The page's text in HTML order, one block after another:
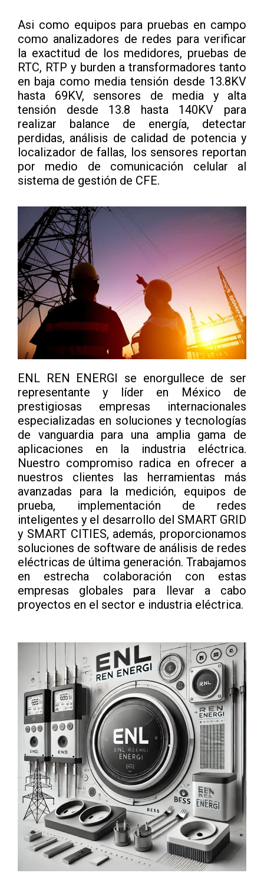
Asi como equipos para pruebas en campo
como analizadores de redes para verificar
la exactitud de los medidores, pruebas de
RTC, RTP y burden a transformadores tanto
en baja como media tensión desde 13.8KV
hasta 69KV, sensores de media y alta
tensión desde 13.8 hasta 140KV para
realizar balance de energía, detectar
perdidas, análisis de calidad de potencia y
localizador de fallas, los sensores reportan
por medio de comunicación celular al
sistema de gestión de CFE.
ENL REN ENERGI se enorgullece de ser
representante y líder en México de
prestigiosas empresas internacionales
especializadas en soluciones y tecnologías
de vanguardia para una amplia gama de
aplicaciones en la industria eléctrica.
Nuestro compromiso radica en ofrecer a
nuestros clientes las herramientas más
avanzadas para la medición, equipos de
prueba, implementación de redes
inteligentes y el desarrollo del SMART GRID
y SMART CITIES, además, proporcionamos
soluciones de software de análisis de redes
eléctricas de última generación. Trabajamos
en estrecha colaboración con estas
empresas globales para llevar a cabo
proyectos en el sector e industria eléctrica.